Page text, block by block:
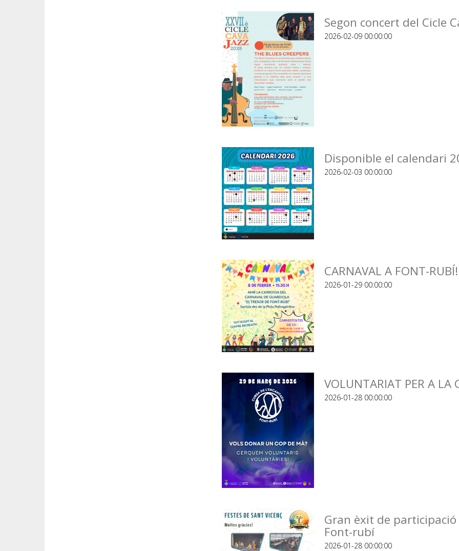
Segon concert del Cicle
2026-02-09 00:00:00
Disponible el calendari
2026-02-03 00:00:00
CARNAVAL A FONT-RUBÍ!
2026-01-29 00:00:00
VOLUNTARIAT PER A LA
2026-01-28 00:00:00
Gran èxit de participació
Font-rubí
2026-01-28 00:00:00